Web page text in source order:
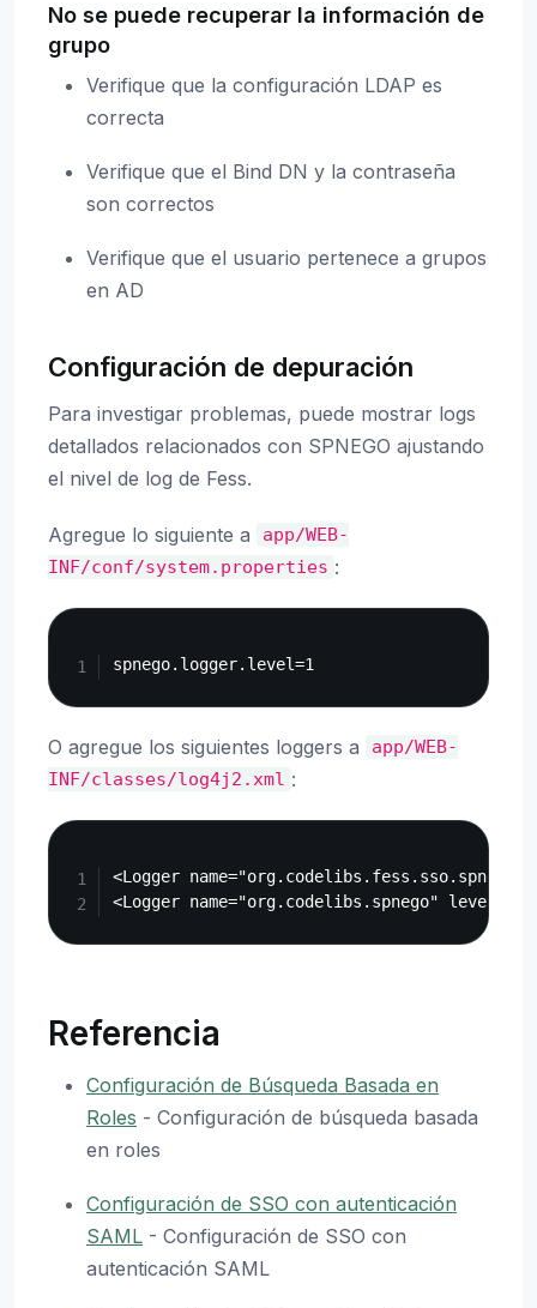
No se puede recuperar la información de
grupo
Verifique que la configuración LDAP es
correcta
Verifique que el Bind DN y la contraseña
son correctos
Verifique que el usuario pertenece a grupos
en AD
Configuración de depuración
Para investigar problemas, puede mostrar logs
detallados relacionados con SPNEGO ajustando
el nivel de log de Fess.
Agregue lo siguiente a
app/WEB-
INF/conf/system.properties :
O agregue los siguientes loggers a
app/WEB-
INF/classes/log4j2.xml :
<Logger name="org.codelibs.fess.sso.spnego"
Referencia
Configuración de Búsqueda Basada en
Roles - Configuración de búsqueda basada
en roles
Configuración de SSO con autenticación
SAML - Configuración de SSO con
autenticación SAML